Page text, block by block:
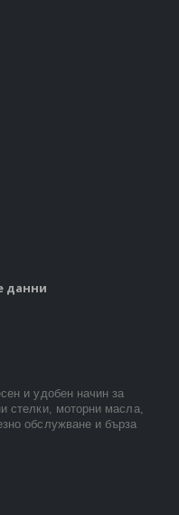
данни
и удобен начин за
стелки, моторни масла,
обслужване и бърза